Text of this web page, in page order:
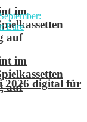
im
auf
2026 digital für
im
auf